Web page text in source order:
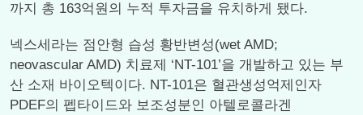
까지 총 163억원의 누적 투자금을 유치하게 됐다.
넥스세라는 점안형 습성 황반변성(wet AMD;
neovascular AMD) 치료제 ‘NT-101’을 개발하고 있는 부
산 소재 바이오텍이다. NT-101은 혈관생성억제인자
PDEF의 펩타이드와 보조성분인 아텔로콜라겐